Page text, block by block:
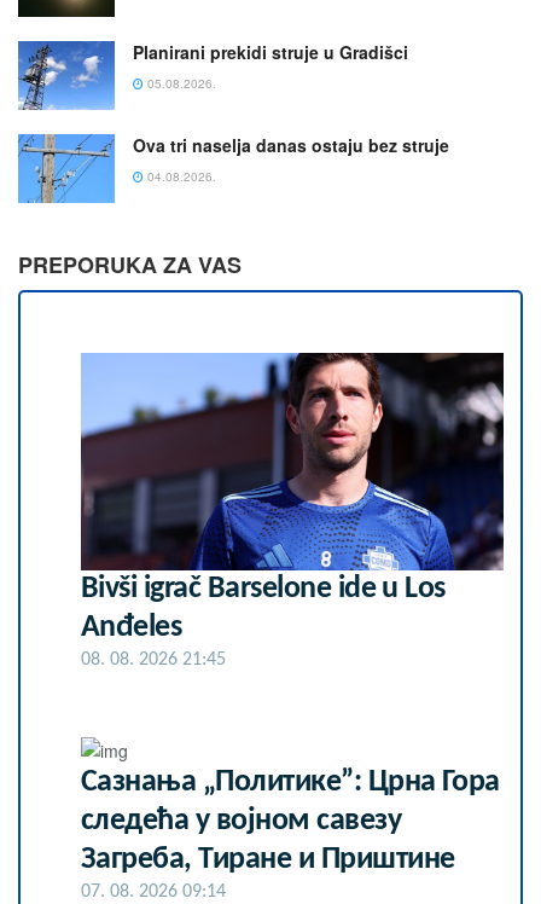
Planirani prekidi struje u Gradišci
05.08.2026.
Ova tri naselja danas ostaju bez struje
04.08.2026.
PREPORUKA ZA VAS
Bivši igrač Barselone ide u Los
Anđeles
08. 08. 2026 21:45
Сазнања „Политике”: Црна Гора
следећа у војном савезу
Загреба, Тиране и Приштине
07. 08. 2026 09:14